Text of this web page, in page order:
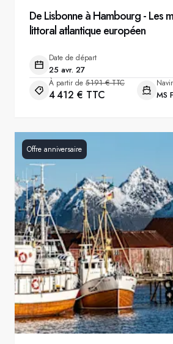
De Lisbonne à Hambourg - Les
littoral atlantique européen
Date de départ
25 avr. 27
À partir de 5 191 € TTC
4 412 € TTC MS
Offre anniversaire